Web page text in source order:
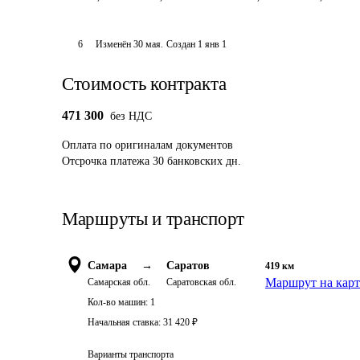
6 Изменён 30 мая. Создан 1 янв 1
Стоимость контракта
471 300 без НДС
Оплата по оригиналам документов
Отсрочка платежа 30 банковских дн.
Маршруты и транспорт
Самара →
Самарская обл.
Саратов
Саратовская обл.
419 км
Маршрут на
Кол-во машин: 1
Начальная ставка: 31 420 ₽
Варианты транспорта